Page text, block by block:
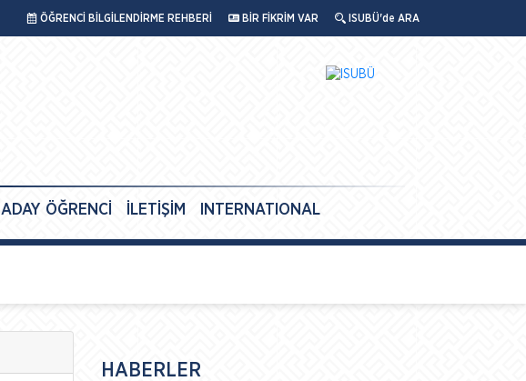
ÖĞRENCİ BİLGİLENDİRME REHBERİ BİR FİKRİM VAR ISUBÜ'de ARA
ADAY ÖĞRENCİ İLETİŞİM INTERNATIONAL
HABERLER